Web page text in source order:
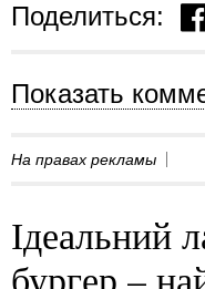
Поделиться:
Показать
На правах рекламы
Ідеальний